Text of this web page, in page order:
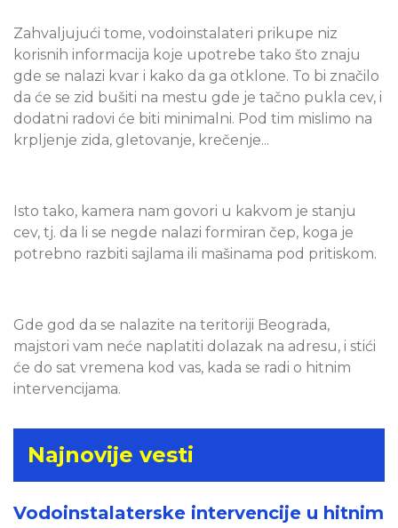
Zahvaljujući tome, vodoinstalateri prikupe niz
korisnih informacija koje upotrebe tako što znaju
gde se nalazi kvar i kako da ga otklone. To bi značilo
da će se zid bušiti na mestu gde je tačno pukla cev, i
dodatni radovi će biti minimalni. Pod tim mislimo na
krpljenje zida, gletovanje, krečenje...
Isto tako, kamera nam govori u kakvom je stanju
cev, tj. da li se negde nalazi formiran čep, koga je
potrebno razbiti sajlama ili mašinama pod pritiskom.
Gde god da se nalazite na teritoriji Beograda,
majstori vam neće naplatiti dolazak na adresu, i stići
će do sat vremena kod vas, kada se radi o hitnim
intervencijama.
Najnovije vesti
Vodoinstalaterske intervencije u hitnim